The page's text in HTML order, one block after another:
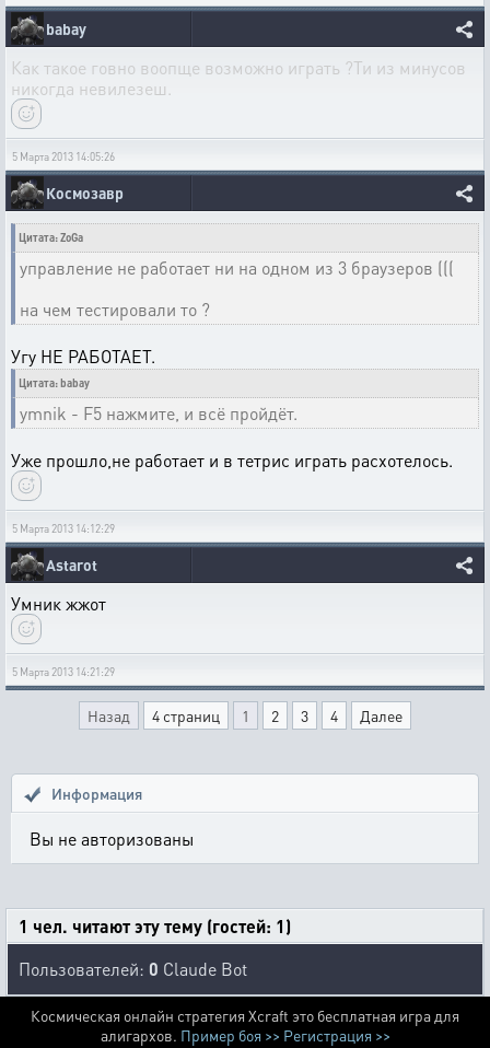
babay
Как такое говно воопще возможно играть ?Ти из минусов
никогда невилезеш.
5 Марта 2013 14:05:26
Космозавр
Цитата: ZoGa
управление не работает ни на одном из 3 браузеров (((
на чем тестировали то ?
Угу НЕ РАБОТАЕТ.
Цитата: babay
ymnik - F5 нажмите, и всё пройдёт.
Уже прошло,не работает и в тетрис играть расхотелось.
5 Марта 2013 14:12:29
Astarot
Умник жжот
5 Марта 2013 14:21:29
Назад 4 страниц 1 2 3 4 Далее
Информация
Вы не авторизованы
1 чел. читают эту тему (гостей: 1)
Пользователей: 0 Claude Bot
Космическая онлайн стратегия Xcraft это бесплатная игра для
алигархов. Пример боя >> Регистрация >>